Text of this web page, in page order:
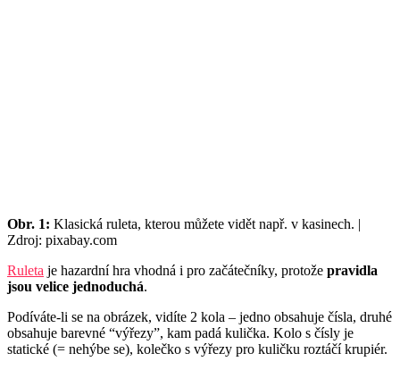
Obr. 1: Klasická ruleta, kterou můžete vidět např. v kasinech. |
Zdroj: pixabay.com
Ruleta je hazardní hra vhodná i pro začátečníky, protože pravidla
jsou velice jednoduchá.
Podíváte-li se na obrázek, vidíte 2 kola – jedno obsahuje čísla, druhé
obsahuje barevné “výřezy”, kam padá kulička. Kolo s čísly je
statické (= nehýbe se), kolečko s výřezy pro kuličku roztáčí krupiér.